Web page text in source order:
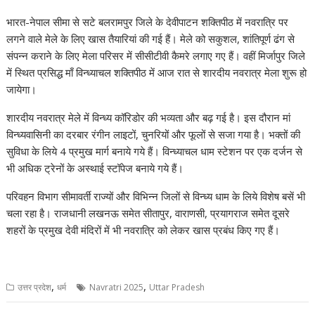
A
p
p
o
o
k
a
m
dI
n
st t c
h
at
Li
n
k
भारत-नेपाल सीमा से सटे बलरामपुर जिले के देवीपाटन शक्तिपीठ में नवरात्रि पर
लगने वाले मेले के लिए खास तैयारियां की गई हैं। मेले को सकुशल, शांतिपूर्ण ढंग से
संपन्न कराने के लिए मेला परिसर में सीसीटीवी कैमरे लगाए गए हैं। वहीं मिर्जापुर जिले
में स्थित प्रसिद्ध माँ विन्ध्याचल शक्तिपीठ में आज रात से शारदीय नवरात्र मेला शुरू हो
जायेगा।
शारदीय नवरात्र मेले में विन्ध्य कॉरिडोर की भव्यता और बढ़ गई है। इस दौरान मां
विन्ध्यवासिनी का दरबार रंगीन लाइटों, चुनरियों और फूलों से सजा गया है। भक्तों की
सुविधा के लिये 4 प्रमुख मार्ग बनाये गये हैं। विन्ध्याचल धाम स्टेशन पर एक दर्जन से
भी अधिक ट्रेनों के अस्थाई स्टॉपेज बनाये गये हैं।
परिवहन विभाग सीमावर्ती राज्यों और विभिन्न जिलों से विन्ध्य धाम के लिये विशेष बसें भी
चला रहा है। राजधानी लखनऊ समेत सीतापुर, वाराणसी, प्रयागराज समेत दूसरे
शहरों के प्रमुख देवी मंदिरों में भी नवरात्रि को लेकर खास प्रबंध किए गए हैं।
उत्तर प्रदेश,धर्म Navratri 2025, Uttar Pradesh